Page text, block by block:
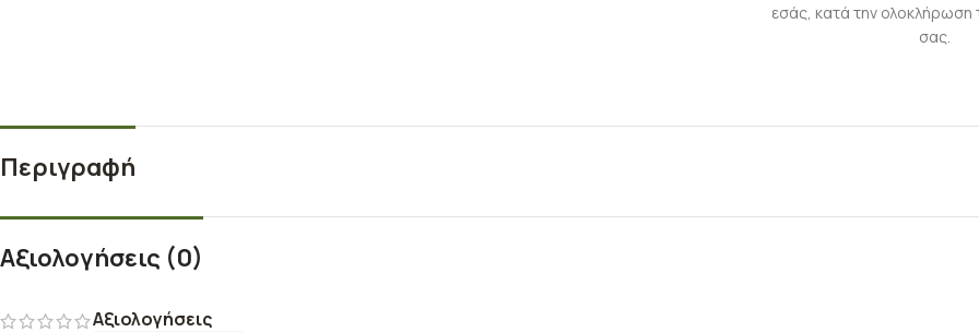
εσάς, κατά την ολοκλήρωση
σας.
Περιγραφή
Αξιολογήσεις (0)
Αξιολογήσεις